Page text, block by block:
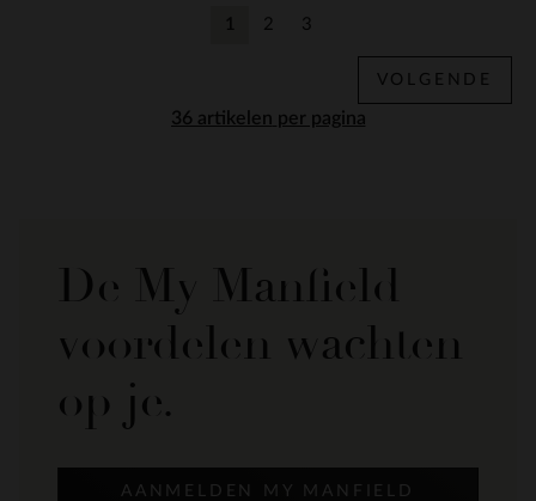
per pagina
1 2 3
VOLGENDE
De My Manfield
voordelen wachten
op je.
AANMELDEN MY MANFIELD